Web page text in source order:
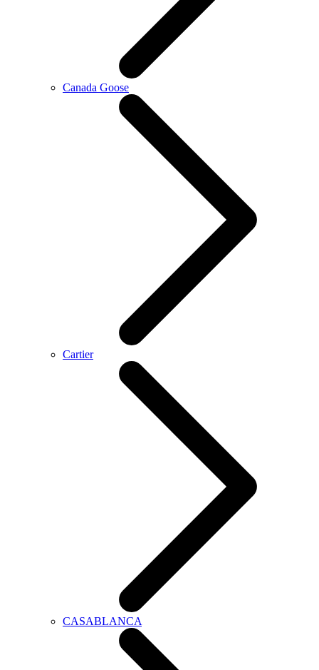
Canada Goose
Cartier
CASABLANCA